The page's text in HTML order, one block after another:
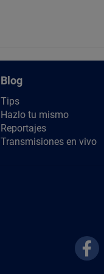
Blog
Tips
Hazlo tu mismo
Reportajes
Transmisiones en vivo